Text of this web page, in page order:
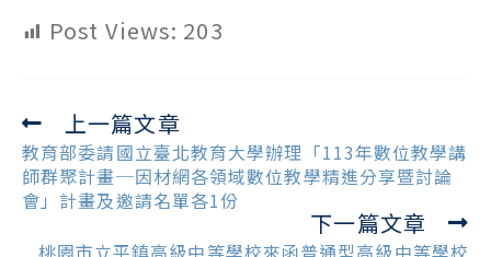
Post Views: 203
Read
more
articles
上一篇文章
教育部委請國立臺北教育大學辦理「113年數位教學講
師群聚計畫─因材網各領域數位教學精進分享暨討論
會」計畫及邀請名單各1份
下一篇文章
桃園市立平鎮高級中等學校來函普通型高級中等學校